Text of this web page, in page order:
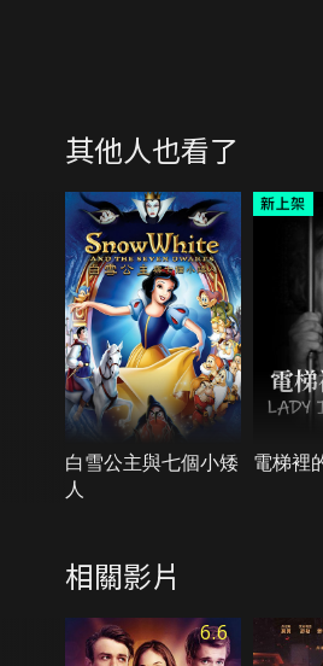
其他人也看了
白雪公主與七個小矮
人
電梯裡
相關影片
6.6